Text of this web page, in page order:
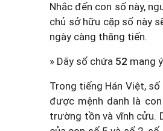
Nhắc đến con số này,
chủ sở hữu cặp số này
ngày càng thăng tiến.
» Dãy số chứa 52 mang
Trong tiếng Hán Việt,
được mệnh danh là
trường tồn và vĩnh cửu.